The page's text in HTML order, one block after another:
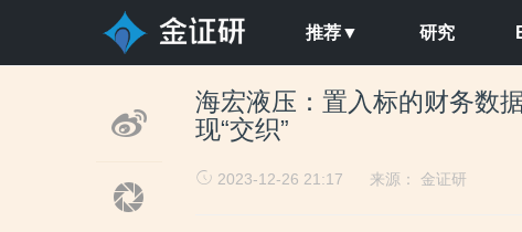
推荐▼ 研究
海宏液压：置入标的财务数
现“交织”
2023-12-26 21:17 来源： 金证研